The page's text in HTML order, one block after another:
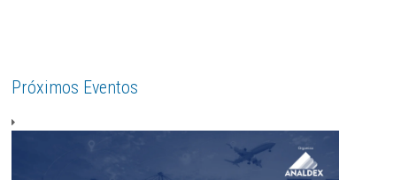
Próximos Eventos